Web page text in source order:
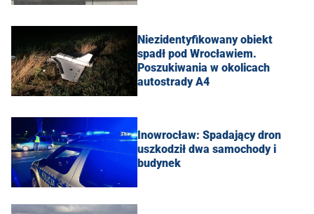
Niezidentyfikowany obiekt
spadł pod Wrocławiem.
Poszukiwania w okolicach
autostrady A4
Inowrocław: Spadający dron
uszkodził dwa samochody i
budynek